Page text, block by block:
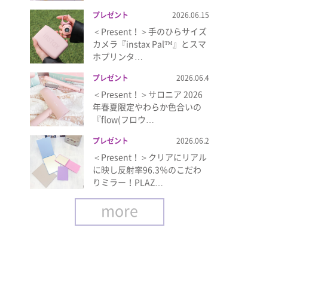
プレゼント 2026.06.15
＜Present！＞手のひらサイズ
カメラ『instax Pal™』とスマ
ホプリンタ…
プレゼント 2026.06.4
＜Present！＞サロニア 2026
年春夏限定やわらか色合いの
『flow(フロウ…
プレゼント 2026.06.2
＜Present！＞クリアにリアル
に映し反射率96.3％のこだわ
りミラー！PLAZ…
more